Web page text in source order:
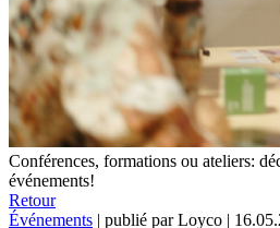
Conférences, formations ou ateliers:
événements!
Retour
Événements | publié par Loyco |